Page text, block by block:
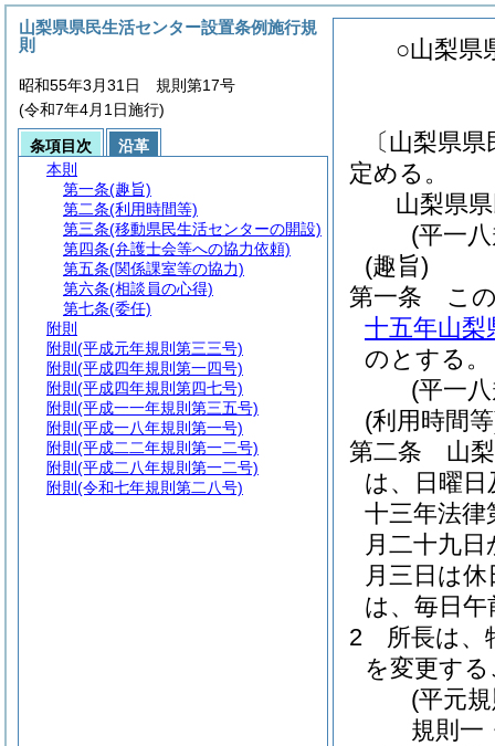
○山梨県
〔山梨県
定める。
山梨県
(平一
(趣旨)
第一条
こ
十五年山梨
のとする。
(平一
(利用時間
第二条
山
は、日曜
十三年法律
月二十九
月三日は
は、毎日
2
所長は、
を変更す
(平元
規則一
山梨県県民生活センター設置条例施行規
則
昭和55年3月31日 規則第17号
(令和7年4月1日施行)
条項目次
沿革
本則
第一条(趣旨)
第二条(利用時間等)
第三条(移動県民生活センターの開設)
第四条(弁護士会等への協力依頼)
第五条(関係課室等の協力)
第六条(相談員の心得)
第七条(委任)
附則
附則 (平成元年規則第三三号)
附則 (平成四年規則第一四号)
附則 (平成四年規則第四七号)
附則 (平成一一年規則第三五号)
附則 (平成一八年規則第一号)
附則 (平成二二年規則第一二号)
附則 (平成二八年規則第一二号)
附則 (令和七年規則第二八号)